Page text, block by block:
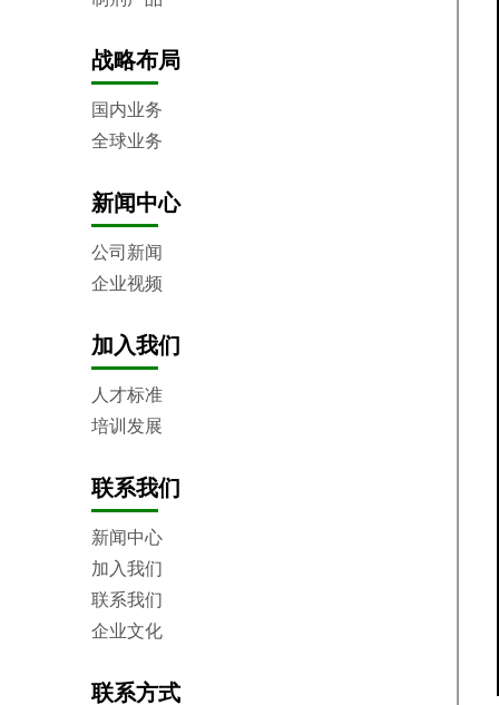
战略布局
国内业务
全球业务
新闻中心
公司新闻
企业视频
加入我们
人才标准
培训发展
联系我们
新闻中心
加入我们
联系我们
企业文化
联系方式